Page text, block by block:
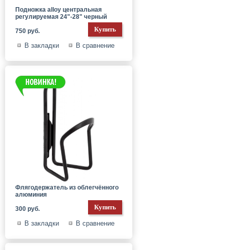
Подножка alloy центральная
регулируемая 24"-28" черный
750 руб.
В закладки В сравнение
Флягодержатель из облегчённого
алюминия
300 руб.
В закладки В сравнение